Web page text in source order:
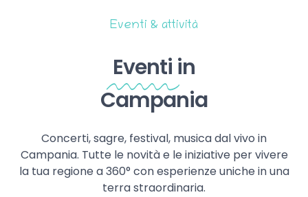
Eventi & attività
Eventi in
Campania
Concerti, sagre, festival, musica dal vivo in
Campania. Tutte le novità e le iniziative per vivere
la tua regione a 360° con esperienze uniche in una
terra straordinaria.